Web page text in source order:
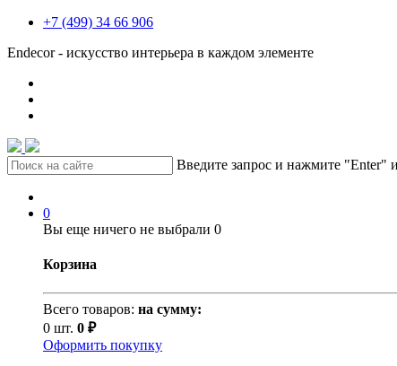
+7 (499) 34 66 906
Endecor - искусство интерьера в каждом элементе
Введите запрос и нажмите "Enter"
0
Вы еще ничего не выбрали 0
Корзина
Всего товаров: на сумму:
0 шт. 0 ₽
Оформить покупку